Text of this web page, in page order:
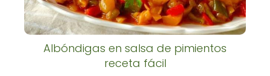
Albóndigas en salsa de pimientos
receta fácil